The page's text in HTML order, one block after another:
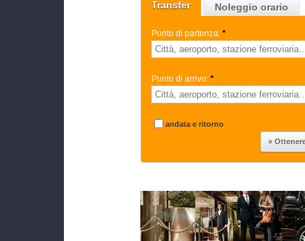
Transfer Noleggio orario
Punto di partenza: *
Punto di arrivo: *
andata e ritorno